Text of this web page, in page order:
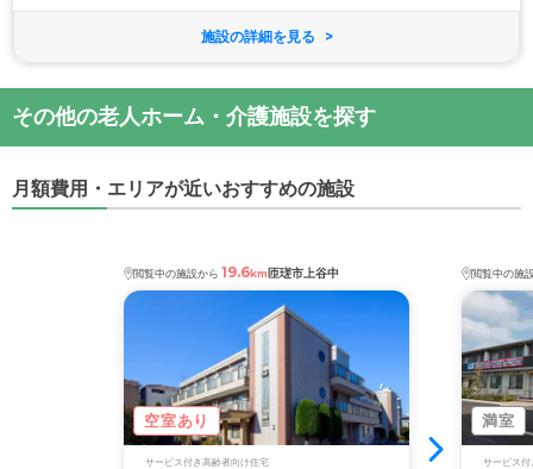
施設の詳細を見る
その他の老人ホーム・介護施設を探す
月額費用・エリアが近いおすすめの施設
閲覧中の施設から 19.6km匝瑳市上谷中
空室あり
サービス付き高齢者向け住宅
閲覧中の施
満室
サービス付